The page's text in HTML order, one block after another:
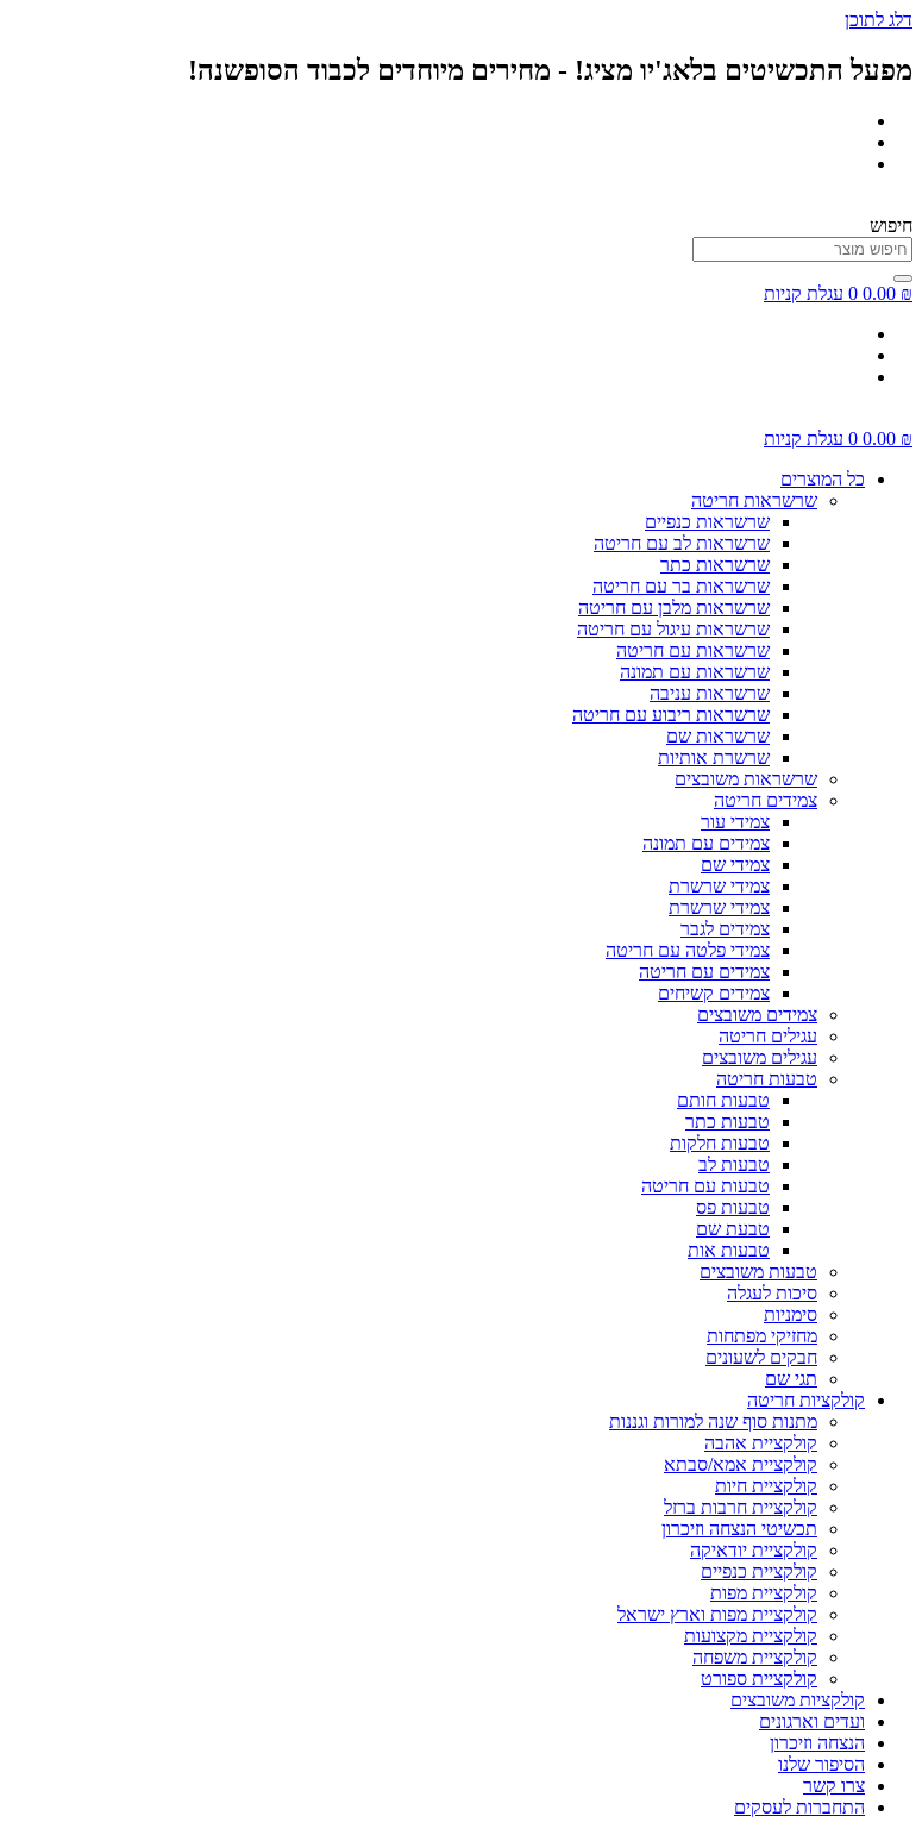
דלג לתוכן
מפעל התכשיטים בלאג'יו מציג! - מחירים מיוחדים לכבוד הסופשנה!
חיפוש
0.00 ₪
0 עגלת קניות
0.00 ₪
0 עגלת קניות
כל המוצרים
שרשראות חריטה
שרשראות כנפיים
שרשראות לב עם חריטה
שרשראות כתר
שרשראות בר עם חריטה
שרשראות מלבן עם חריטה
שרשראות עיגול עם חריטה
שרשראות עם חריטה
שרשראות עם תמונה
שרשראות עניבה
שרשראות ריבוע עם חריטה
שרשראות שם
שרשרת אותיות
שרשראות משובצים
צמידים חריטה
צמידי עור
צמידים עם תמונה
צמידי שם
צמידי שרשרת
צמידי שרשרת
צמידים לגבר
צמידי פלטה עם חריטה
צמידים עם חריטה
צמידים קשיחים
צמידים משובצים
עגילים חריטה
עגילים משובצים
טבעות חריטה
טבעות חותם
טבעות כתר
טבעות חלקות
טבעות לב
טבעות עם חריטה
טבעות פס
טבעת שם
טבעות אות
טבעות משובצים
סיכות לעגלה
סימניות
מחזיקי מפתחות
חבקים לשעונים
תגי שם
קולקציות חריטה
מתנות סוף שנה למורות וגננות
קולקציית אהבה
קולקציית אמא/סבתא
קולקציית חיות
קולקציית חרבות ברזל
תכשיטי הנצחה וזיכרון
קולקציית יודאיקה
קולקציית כנפיים
קולקציית מפות
קולקציית מפות וארץ ישראל
קולקציית מקצועות
קולקציית משפחה
קולקציית ספורט
קולקציות משובצים
ועדים וארגונים
הנצחה וזיכרון
הסיפור שלנו
צרו קשר
התחברות לעסקים